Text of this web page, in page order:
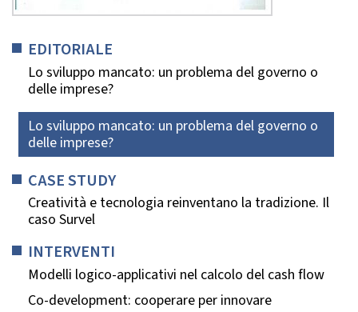
EDITORIALE
Lo sviluppo mancato: un problema del governo o
delle imprese?
Lo sviluppo mancato: un problema del governo o
delle imprese?
CASE STUDY
Creatività e tecnologia reinventano la tradizione. Il
caso Survel
INTERVENTI
Modelli logico-applicativi nel calcolo del cash flow
Co-development: cooperare per innovare